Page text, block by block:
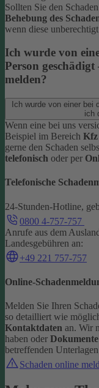
Sollten Sie den
Behebung des
wenn diese
Ich wurde von
Person
melden?
Ich wurde von einer
ich
Wenn eine bei uns
Beispiel im Bereich
gerne den Schaden
telefonisch oder per
Telefonische
24-Stunden-Hotline,
0800 4-757-757
Anrufe aus dem
Landesgebühren an:
+49 221 757-757
Online-
Melden Sie Ihren
so detailliert wie
Kontaktdaten an. Wir
haben oder Dokumente
betreffenden
Schaden online